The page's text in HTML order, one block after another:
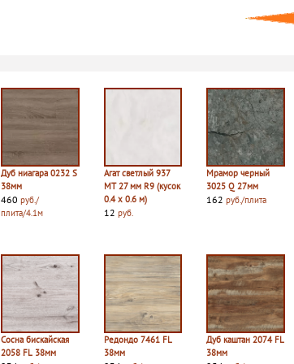
Дуб ниагара 0232 S
38мм
460 руб./
плита/4.1м
Агат светлый 937
MT 27 мм R9 (кусок
0.4 х 0.6 м)
12 руб.
Мрамор черный
3025 Q 27мм
162руб./плита
Сосна бискайская
2058 FL 38мм
Редондо 7461 FL
38мм
Дуб каштан 2074 FL
38мм